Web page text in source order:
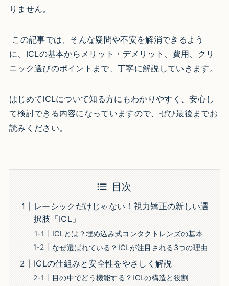
りません。
この記事では、そんな疑問や不安を解消できるよう
に、ICLの基本からメリット・デメリット、費用、クリ
ニック選びのポイントまで、丁寧に解説していきます。
はじめてICLについて知る方にもわかりやすく、安心し
て検討できる内容になっていますので、ぜひ最後までお
読みください。
目次
レーシックだけじゃない！視力矯正の新しい選
択肢「ICL」
ICLとは？埋め込み式コンタクトレンズの基本
なぜ選ばれている？ICLが注目される3つの理由
ICLの仕組みと安全性をやさしく解説
目の中でどう機能する？ICLの構造と役割